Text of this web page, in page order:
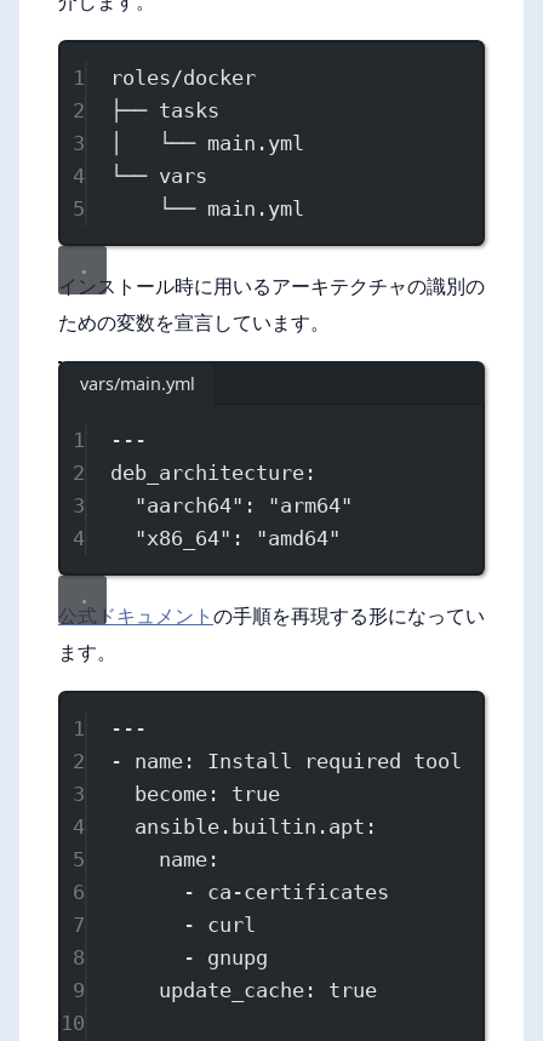
1
roles/docker
2
├── tasks
3
│   └── main.yml
4
└── vars
5
└── main.yml
インストール時に用いるアーキテクチャの識別の
ための変数を宣言しています。
vars/main.yml
1
---
2
deb_architecture :
3
"aarch64" : "arm64"
4
"x86_64" : "amd64"
公式ドキュメントの手順を再現する形になってい
ます。
1
---
2
- name : Install required tool
3
become : true
4
ansible.builtin.apt :
5
name :
6
- ca-certificates
7
- curl
8
- gnupg
9
update_cache : true
10